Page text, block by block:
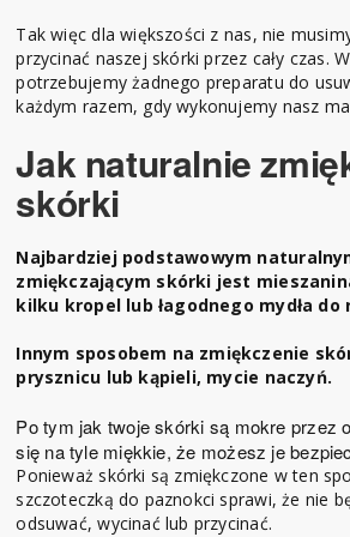
Tak więc dla większości z nas, nie
przycinać naszej skórki przez cały czas.
potrzebujemy żadnego preparatu do
każdym razem, gdy wykonujemy nasz
Jak naturalnie
skórki
Najbardziej podstawowym
zmiękczającym skórki jest
kilku kropel lub łagodnego mydła do
Innym sposobem na zmiękczenie
prysznicu lub kąpieli, mycie naczyń.
Po tym jak twoje skórki są mokre przez
się na tyle miękkie, że możesz je
Ponieważ skórki są zmiękczone w ten
szczoteczką do paznokci sprawi, że nie
odsuwać, wycinać lub przycinać.